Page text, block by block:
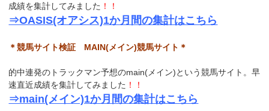
成績を集計してみました ！！
⇒OASIS(オアシス)1か月間の集計はこちら
＊競馬サイト検証 MAIN(メイン)競馬サイト＊
的中連発のトラックマン予想のmain(メイン)という競馬サイト。早
速直近成績を集計してみました ！！
⇒main(メイン)1か月間の集計はこちら